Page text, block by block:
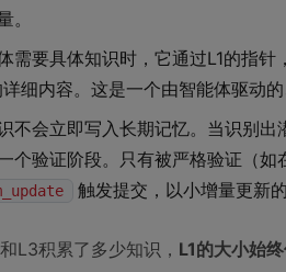
。
需要具体知识时，它通过L1的指
细内容。这是一个由智能体驱动
不会立即写入长期记忆。当识别
个验证阶段。只有被严格验证（
触发提交，以小增量更新
L3积累了多少知识， L1的大小始